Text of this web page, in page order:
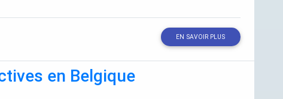
EN SAVOIR PLUS
en Belgique